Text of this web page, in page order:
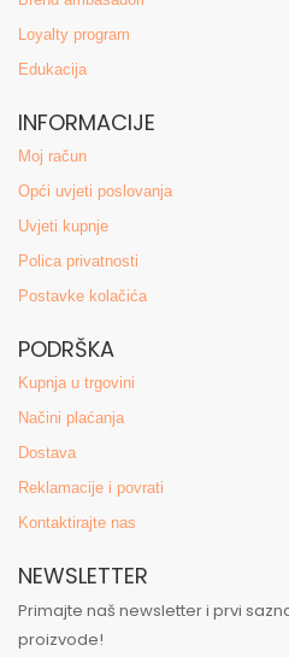
Loyalty program
Edukacija
INFORMACIJE
Moj račun
Opći uvjeti poslovanja
Uvjeti kupnje
Polica privatnosti
Postavke kolačića
PODRŠKA
Kupnja u trgovini
Načini plaćanja
Dostava
Reklamacije i povrati
Kontaktirajte nas
NEWSLETTER
Primajte naš newsletter i prvi
proizvode!